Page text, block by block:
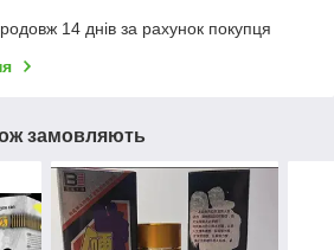
14 днів за рахунок покупця
замовляють